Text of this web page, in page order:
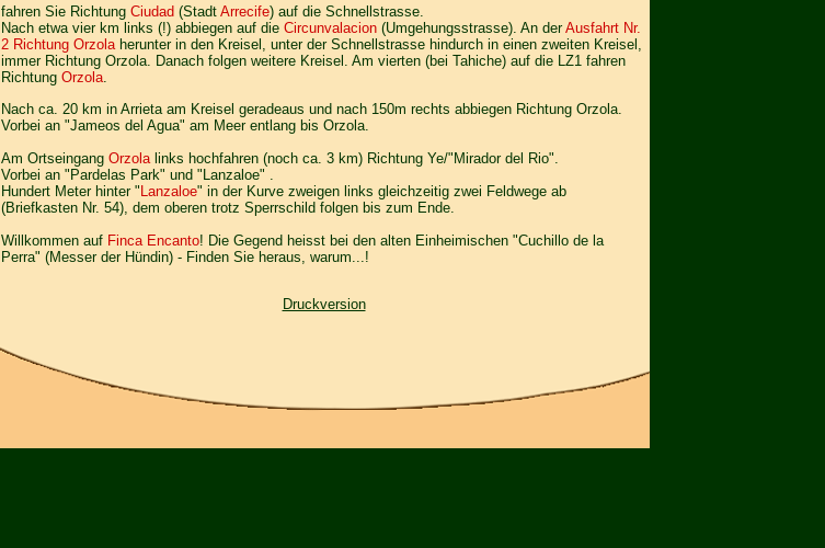
fahren Sie Richtung Ciudad (Stadt Arrecife) auf die Schnellstrasse.
Nach etwa vier km links (!) abbiegen auf die Circunvalacion (Umgehungsstrasse). An derAusfahrt Nr.
2 Richtung Orzolaherunter in den Kreisel, unter der Schnellstrasse hindurch in einen zweiten Kreisel,
immer Richtung Orzola. Danach folgen weitere Kreisel. Am vierten (bei Tahiche) auf die LZ1 fahren
Richtung Orzola.
Nach ca. 20 km in Arrieta am Kreisel geradeaus und nach 150m rechts abbiegen Richtung Orzola.
Vorbei an "Jameos del Agua" am Meer entlang bis Orzola.
Am Ortseingang Orzola links hochfahren (noch ca. 3 km) Richtung Ye/"Mirador del Rio".
Vorbei an "Pardelas Park" und "Lanzaloe" .
Hundert Meter hinter "Lanzaloe" in der Kurve zweigen links gleichzeitig zwei Feldwege ab
(Briefkasten Nr. 54), dem oberen trotz Sperrschild folgen bis zum Ende.
Willkommen auf Finca Encanto! Die Gegend heisst bei den alten Einheimischen "Cuchillo de la
Perra" (Messer der Hündin) - Finden Sie heraus, warum...!
Druckversion